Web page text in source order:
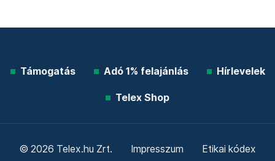
Támogatás Adó 1% felajánlás Hírlevelek
Telex Shop
© 2026 Telex.hu Zrt. Impresszum Etikai kódex